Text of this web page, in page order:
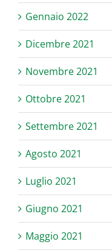
Gennaio 2022
Dicembre 2021
Novembre 2021
Ottobre 2021
Settembre 2021
Agosto 2021
Luglio 2021
Giugno 2021
Maggio 2021